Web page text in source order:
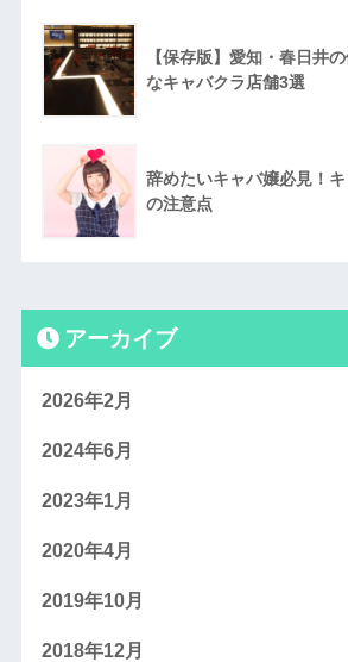
【保存版】愛知・春日井
なキャバクラ店舗3選
辞めたいキャバ嬢必見！
の注意点
アーカイブ
2026年2月
2024年6月
2023年1月
2020年4月
2019年10月
2018年12月